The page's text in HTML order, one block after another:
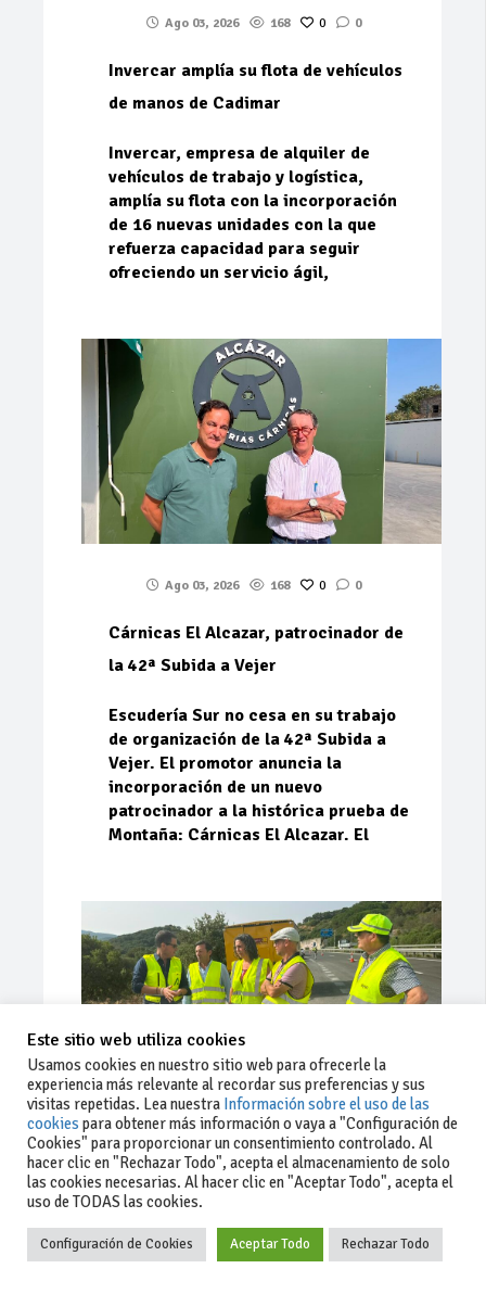
Ago 03, 2026 168 0 0
Invercar amplía su flota de vehículos
de manos de Cadimar
Invercar, empresa de alquiler de
vehículos de trabajo y logística,
amplía su flota con la incorporación
de 16 nuevas unidades con la que
refuerza capacidad para seguir
ofreciendo un servicio ágil,
Ago 03, 2026 168 0 0
Cárnicas El Alcazar, patrocinador de
la 42ª Subida a Vejer
Escudería Sur no cesa en su trabajo
de organización de la 42ª Subida a
Vejer. El promotor anuncia la
incorporación de un nuevo
patrocinador a la histórica prueba de
Montaña: Cárnicas El Alcazar. El
Ago 03, 2026 87 0 0
La Junta implementa mejoras en la
A381 por Los Barrios
Este sitio web utiliza cookies
Usamos cookies en nuestro sitio web para ofrecerle la
experiencia más relevante al recordar sus preferencias y sus
visitas repetidas. Lea nuestra Información sobre el uso de las
cookies para obtener más información o vaya a "Configuración de
Cookies" para proporcionar un consentimiento controlado. Al
hacer clic en "Rechazar Todo", acepta el almacenamiento de solo
las cookies necesarias. Al hacer clic en "Aceptar Todo", acepta el
uso de TODAS las cookies.
Configuración de Cookies Aceptar Todo Rechazar Todo